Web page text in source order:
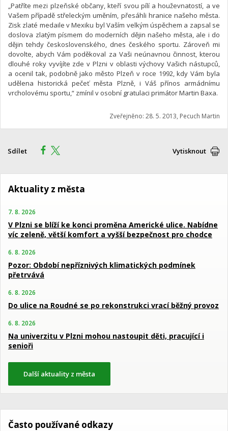
„Patříte mezi plzeňské občany, kteří svou pílí a houževnatostí, a ve
Vašem případě střeleckým uměním, přesáhli hranice našeho města.
Zisk zlaté medaile v Mexiku byl Vaším velkým úspěchem a zapsal se
doslova zlatým písmem do moderních dějin našeho města, ale i do
dějin tehdy československého, dnes českého sportu. Zároveň mi
dovolte, abych Vám poděkoval za Vaši neúnavnou činnost, kterou
dlouhé roky vyvíjíte zde v Plzni v oblasti výchovy Vašich nástupců,
a ocenil tak, podobně jako město Plzeň v roce 1992, kdy Vám byla
udělena historická pečeť města Plzně, i Váš přínos armádnímu
vrcholovému sportu,“ zmínil v osobní gratulaci primátor Martin Baxa.
Zveřejněno: 28. 5. 2013, Pecuch Martin
Sdílet Vytisknout
Aktuality z města
7. 8. 2026
V Plzni se blíží ke konci proměna Americké ulice. Nabídne
víc zeleně, větší komfort a vyšší bezpečnost pro chodce
6. 8. 2026
Pozor: Období nepříznivých klimatických podmínek
přetrvává
6. 8. 2026
Do ulice na Roudné se po rekonstrukci vrací běžný provoz
6. 8. 2026
Na univerzitu v Plzni mohou nastoupit děti, pracující i
senioři
Další aktuality z města
Často používané odkazy